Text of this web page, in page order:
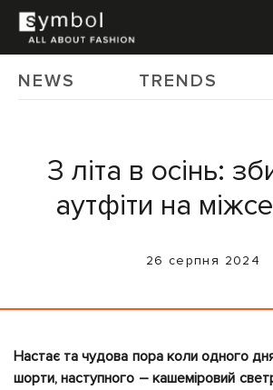
NEWS TRENDS
З літа в осінь:
аутфіти на
26 серпня 2024
Настає та чудова пора коли одного
шорти, наступного – кашеміровий